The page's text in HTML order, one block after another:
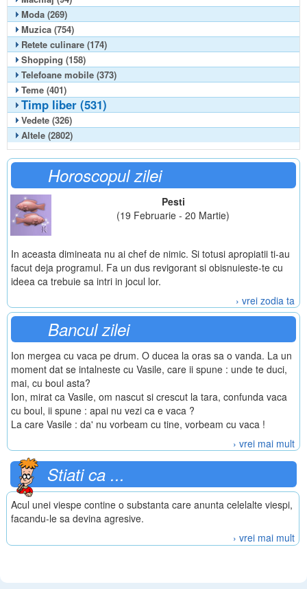
Moda (269)
Muzica (754)
Retete culinare (174)
Shopping (158)
Telefoane mobile (373)
Teme (401)
Timp liber (531)
Vedete (326)
Altele (2802)
Horoscopul zilei
Pesti
(19 Februarie - 20 Martie)
In aceasta dimineata nu ai chef de nimic. Si totusi apropiatii ti-au
facut deja programul. Fa un dus revigorant si obisnuieste-te cu
ideea ca trebuie sa intri in jocul lor.
› vrei zodia ta
Bancul zilei
Ion mergea cu vaca pe drum. O ducea la oras sa o vanda. La un
moment dat se intalneste cu Vasile, care ii spune : unde te duci,
mai, cu boul asta?
Ion, mirat ca Vasile, om nascut si crescut la tara, confunda vaca
cu boul, ii spune : apai nu vezi ca e vaca ?
La care Vasile : da' nu vorbeam cu tine, vorbeam cu vaca !
› vrei mai mult
Stiati ca ...
Acul unei viespe contine o substanta care anunta celelalte viespi,
facandu-le sa devina agresive.
› vrei mai mult